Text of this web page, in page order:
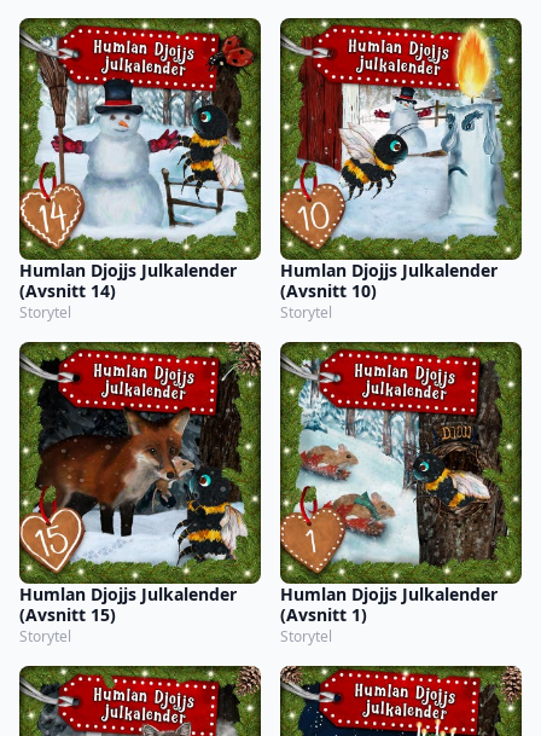
Humlan Djojjs Julkalender
(Avsnitt 14)
Storytel
Humlan Djojjs Julkalender
(Avsnitt 10)
Storytel
Humlan Djojjs Julkalender
(Avsnitt 15)
Storytel
Humlan Djojjs Julkalender
(Avsnitt 1)
Storytel